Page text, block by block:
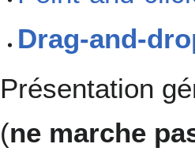
Drag-and-
Présentation
(ne marche